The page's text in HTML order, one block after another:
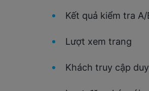
Kết quả kiểm tra A/
Lượt xem trang
Khách truy cập